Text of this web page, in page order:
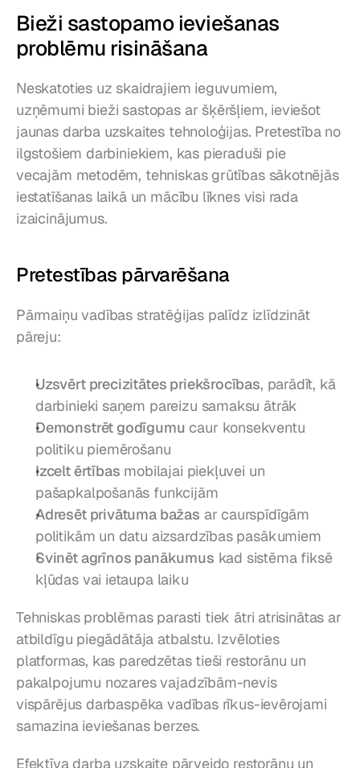
Bieži sastopamo ieviešanas
problēmu risināšana
Neskatoties uz skaidrajiem ieguvumiem,
uzņēmumi bieži sastopas ar šķēršļiem, ieviešot
jaunas darba uzskaites tehnoloģijas. Pretestība no
ilgstošiem darbiniekiem, kas pieraduši pie
vecajām metodēm, tehniskas grūtības sākotnējās
iestatīšanas laikā un mācību līknes visi rada
izaicinājumus.
Pretestības pārvarēšana
Pārmaiņu vadības stratēģijas palīdz izlīdzināt
pāreju:
Uzsvērt precizitātes priekšrocības, parādīt, kā
darbinieki saņem pareizu samaksu ātrāk
Demonstrēt godīgumu caur konsekventu
politiku piemērošanu
Izcelt ērtības mobilajai piekļuvei un
pašapkalpošanās funkcijām
Adresēt privātuma bažas ar caurspīdīgām
politikām un datu aizsardzības pasākumiem
Svinēt agrīnos panākumus kad sistēma fiksē
kļūdas vai ietaupa laiku
Tehniskas problēmas parasti tiek ātri atrisinātas ar
atbildīgu piegādātāja atbalstu. Izvēloties
platformas, kas paredzētas tieši restorānu un
pakalpojumu nozares vajadzībām-nevis
vispārējus darbaspēka vadības rīkus-ievērojami
samazina ieviešanas berzes.
Efektīva darba uzskaite pārveido restorānu un